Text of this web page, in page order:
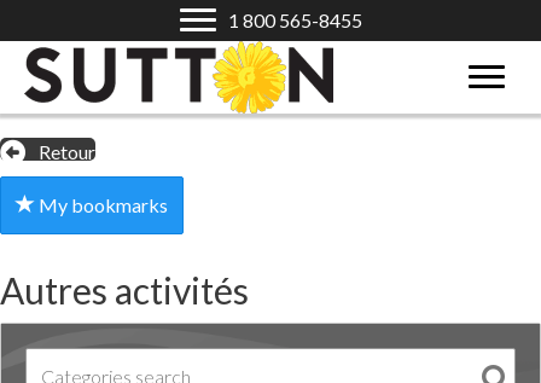
1 800 565-8455
Retour
My bookmarks
Autres activités